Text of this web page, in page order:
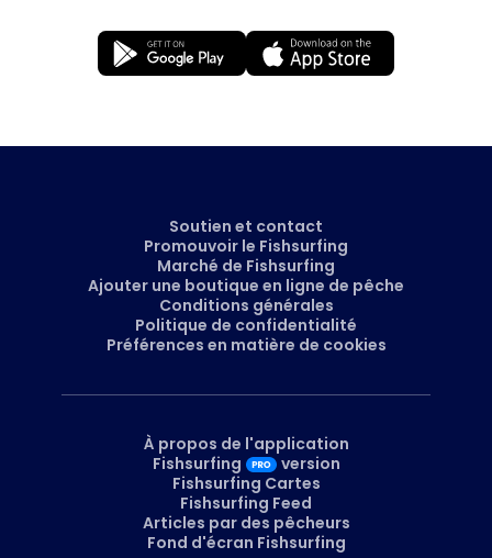
Soutien et contact
Promouvoir le Fishsurfing
Marché de Fishsurfing
Ajouter une boutique en ligne de pêche
Conditions générales
Politique de confidentialité
Préférences en matière de cookies
À propos de l'application
Fishsurfing
version
Fishsurfing Cartes
Fishsurfing Feed
Articles par des pêcheurs
Fond d'écran Fishsurfing